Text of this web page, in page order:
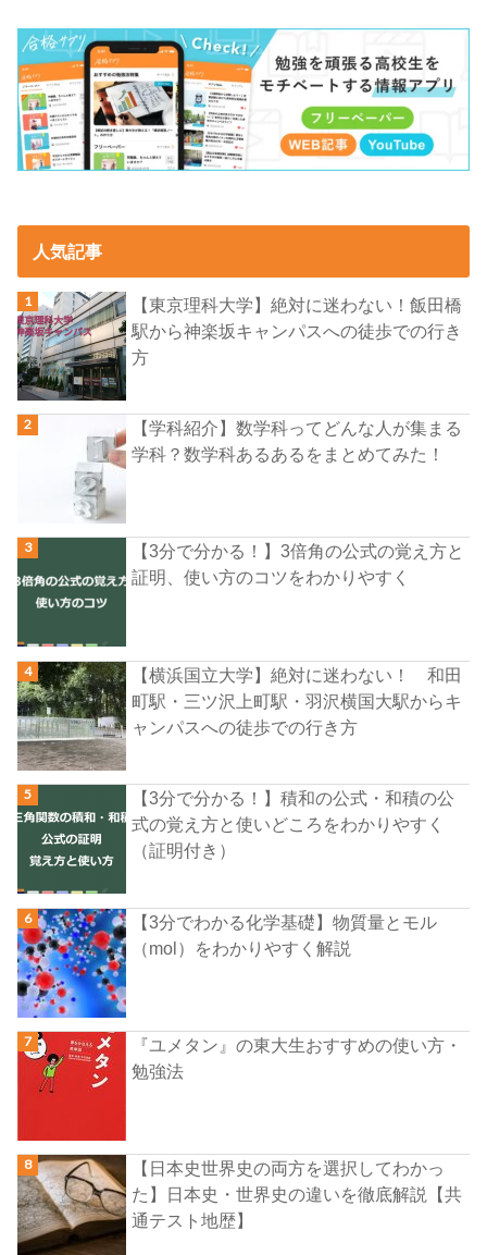
人気記事
【東京理科大学】絶対に迷わない！飯田橋
駅から神楽坂キャンパスへの徒歩での行き
方
【学科紹介】数学科ってどんな人が集まる
学科？数学科あるあるをまとめてみた！
【3分で分かる！】3倍角の公式の覚え方と
証明、使い方のコツをわかりやすく
【横浜国立大学】絶対に迷わない！ 和田
町駅・三ツ沢上町駅・羽沢横国大駅からキ
ャンパスへの徒歩での行き方
【3分で分かる！】積和の公式・和積の公
式の覚え方と使いどころをわかりやすく
（証明付き）
【3分でわかる化学基礎】物質量とモル
（mol）をわかりやすく解説
『ユメタン』の東大生おすすめの使い方・
勉強法
【日本史世界史の両方を選択してわかっ
た】日本史・世界史の違いを徹底解説【共
通テスト地歴】